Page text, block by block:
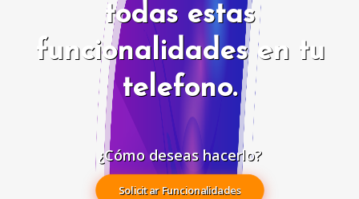
todas estas
funcionalidades en tu
telefono.
¿Cómo deseas hacerlo?
Solicitar Funcionalidades